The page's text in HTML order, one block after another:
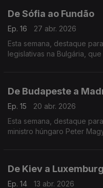
De Sófia ao Fundão
Ep. 16
27 abr. 2026
Esta semana, destaque
legislativas na Bulgária,
De Budapeste a
Ep. 15
20 abr. 2026
Esta semana, destaque
ministro húngaro Peter
De Kiev a
Ep. 14
13 abr. 2026